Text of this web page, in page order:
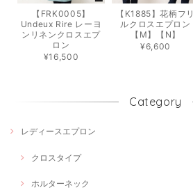
【FRK0005】
Undeux Rire レーヨ
ンリネンクロスエプ
ロン
¥16,500
【K1885】花柄フリ
ルクロスエプロン
【M】【N】
¥6,600
Category
レディースエプロン
クロスタイプ
ホルターネック